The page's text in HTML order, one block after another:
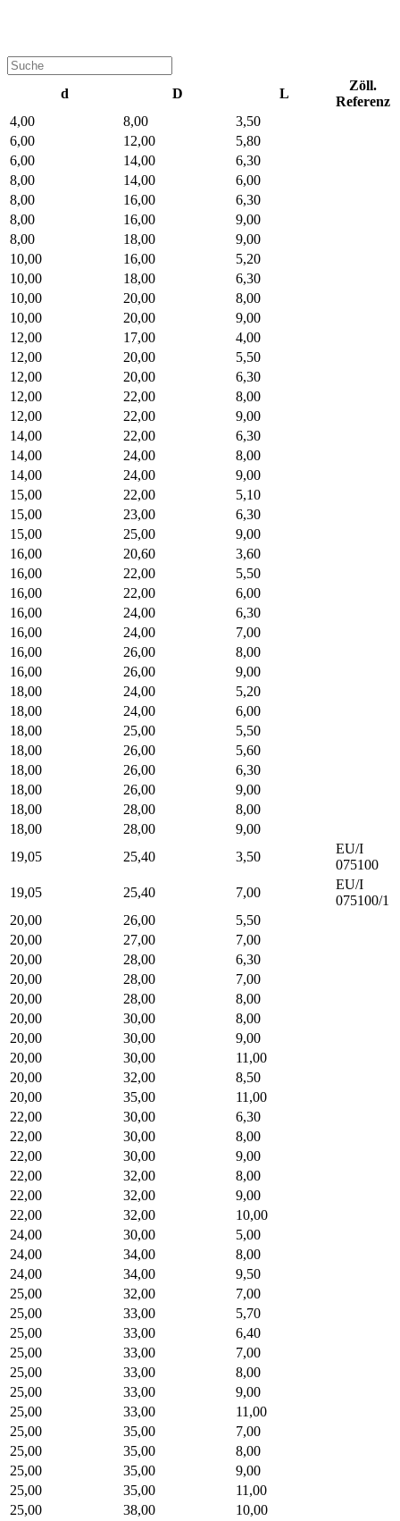
d D L
Zöll.
Referenz
4,00
8,00
3,50
6,00
12,00
5,80
6,00
14,00
6,30
8,00
14,00
6,00
8,00
16,00
6,30
8,00
16,00
9,00
8,00
18,00
9,00
10,00
16,00
5,20
10,00
18,00
6,30
10,00
20,00
8,00
10,00
20,00
9,00
12,00
17,00
4,00
12,00
20,00
5,50
12,00
20,00
6,30
12,00
22,00
8,00
12,00
22,00
9,00
14,00
22,00
6,30
14,00
24,00
8,00
14,00
24,00
9,00
15,00
22,00
5,10
15,00
23,00
6,30
15,00
25,00
9,00
16,00
20,60
3,60
16,00
22,00
5,50
16,00
22,00
6,00
16,00
24,00
6,30
16,00
24,00
7,00
16,00
26,00
8,00
16,00
26,00
9,00
18,00
24,00
5,20
18,00
24,00
6,00
18,00
25,00
5,50
18,00
26,00
5,60
18,00
26,00
6,30
18,00
26,00
9,00
18,00
28,00
8,00
18,00
28,00
9,00
19,05
25,40 3,50
EU/I
075100
19,05
25,40 7,00
EU/I
075100/1
20,00
26,00
5,50
20,00
27,00
7,00
20,00
28,00
6,30
20,00
28,00
7,00
20,00
28,00
8,00
20,00
30,00
8,00
20,00
30,00
9,00
20,00
30,00
11,00
20,00
32,00
8,50
20,00
35,00
11,00
22,00
30,00
6,30
22,00
30,00
8,00
22,00
30,00
9,00
22,00
32,00
8,00
22,00
32,00
9,00
22,00
32,00
10,00
24,00
30,00
5,00
24,00
34,00
8,00
24,00
34,00
9,50
25,00
32,00
7,00
25,00
33,00
5,70
25,00
33,00
6,40
25,00
33,00
7,00
25,00
33,00
8,00
25,00
33,00
9,00
25,00
33,00
11,00
25,00
35,00
7,00
25,00
35,00
8,00
25,00
35,00
9,00
25,00
35,00
11,00
25,00
38,00
10,00